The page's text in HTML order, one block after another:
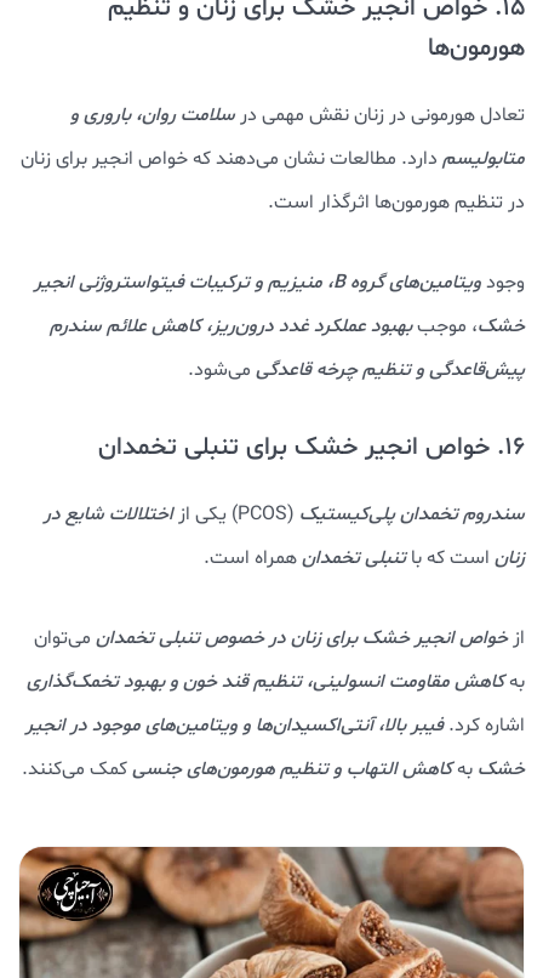
15. خواص انجیر خشک برای زنان و تنظیم
هورمون‌ها
تعادل هورمونی در زنان نقش مهمی در سلامت روان، باروری و
متابولیسم دارد. مطالعات نشان می‌دهند که خواص انجیر برای زنان
در تنظیم هورمون‌ها اثرگذار است.
وجود
ویتامین‌های گروه B، منیزیم و ترکیبات فیتواستروژنی انجیر
خشک، موجببهبود عملکرد غدد درون‌ریز، کاهش علائم سندرم
پیش‌قاعدگی و تنظیم چرخه قاعدگی می‌شود.
16. خواص انجیر خشک برای تنبلی تخمدان
سندروم تخمدان پلی‌کیستیک (PCOS) یکی از
اختلالات شایع در
زنان است که باتنبلی تخمدانهمراه است.
ازخواص انجیر خشک برای زنان در خصوص تنبلی تخمدان می‌توان
بهکاهش مقاومت انسولینی، تنظیم قند خون و بهبود تخمک‌گذاری
اشاره کرد.فیبر بالا، آنتی‌اکسیدان‌ها و ویتامین‌های موجود در انجیر
خشک بهکاهش التهاب و تنظیم هورمون‌های جنسیکمک می‌کنند.